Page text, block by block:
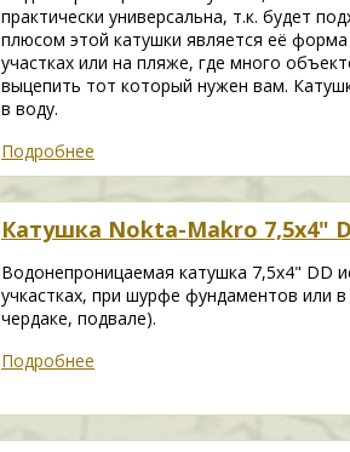
практически универсальна, т.к. будет
плюсом этой катушки является её
участках или на пляже, где много
выцепить тот который нужен вам.
в воду.
Подробнее
Катушка Nokta-Makro 7,5x4"
Водонепроницаемая катушка 7,5x4" DD
учкастках, при шурфе фундаментов или
чердаке, подвале).
Подробнее